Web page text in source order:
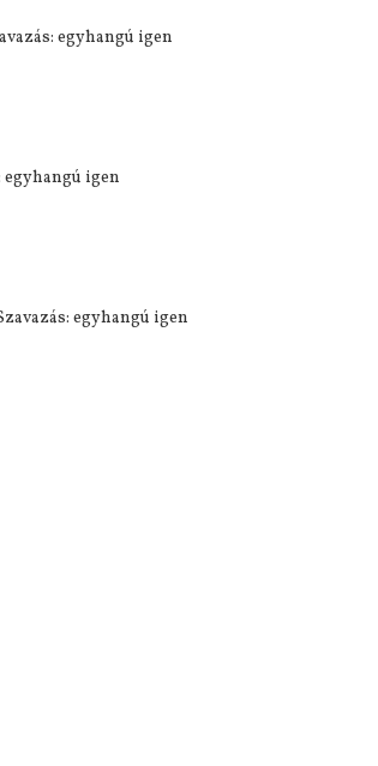
egyhangú igen
egyhangú igen
egyhangú igen